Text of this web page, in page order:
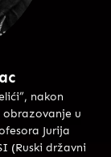
nakon
u
Jurija
(Ruski državni